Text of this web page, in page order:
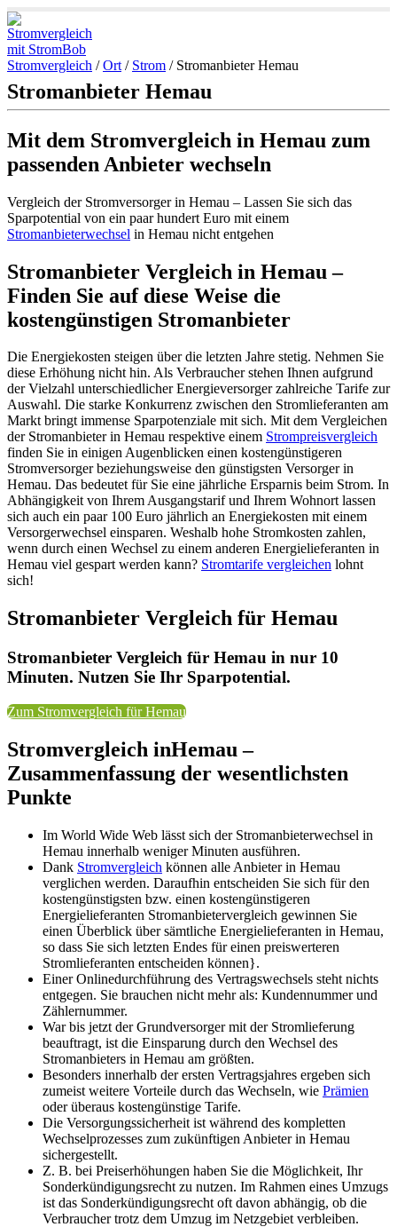
Stromvergleich /Ort / Strom / Stromanbieter Hemau
Stromanbieter Hemau
Mit dem Stromvergleich in Hemau zum
passenden Anbieter wechseln
Vergleich der Stromversorger in Hemau – Lassen Sie sich das
Sparpotential von ein paar hundert Euro mit einem
Stromanbieterwechsel in Hemau nicht entgehen
Stromanbieter Vergleich in Hemau –
Finden Sie auf diese Weise die
kostengünstigen Stromanbieter
Die Energiekosten steigen über die letzten Jahre stetig. Nehmen Sie
diese Erhöhung nicht hin. Als Verbraucher stehen Ihnen aufgrund
der Vielzahl unterschiedlicher Energieversorger zahlreiche Tarife zur
Auswahl. Die starke Konkurrenz zwischen den Stromlieferanten am
Markt bringt immense Sparpotenziale mit sich. Mit dem Vergleichen
der Stromanbieter in Hemau respektive einem Strompreisvergleich
finden Sie in einigen Augenblicken einen kostengünstigeren
Stromversorger beziehungsweise den günstigsten Versorger in
Hemau. Das bedeutet für Sie eine jährliche Ersparnis beim Strom. In
Abhängigkeit von Ihrem Ausgangstarif und Ihrem Wohnort lassen
sich auch ein paar 100 Euro jährlich an Energiekosten mit einem
Versorgerwechsel einsparen. Weshalb hohe Stromkosten zahlen,
wenn durch einen Wechsel zu einem anderen Energielieferanten in
Hemau viel gespart werden kann? Stromtarife vergleichen lohnt
sich!
Stromanbieter Vergleich für Hemau
Stromanbieter Vergleich für Hemau in nur 10
Minuten. Nutzen Sie Ihr Sparpotential.
Zum Stromvergleich für Hemau
Stromvergleich inHemau –
Zusammenfassung der wesentlichsten
Punkte
Im World Wide Web lässt sich der Stromanbieterwechsel in
Hemau innerhalb weniger Minuten ausführen.
Dank Stromvergleich können alle Anbieter in Hemau
verglichen werden. Daraufhin entscheiden Sie sich für den
kostengünstigsten bzw. einen kostengünstigeren
Energielieferanten Stromanbietervergleich gewinnen Sie
einen Überblick über sämtliche Energielieferanten in Hemau,
so dass Sie sich letzten Endes für einen preiswerteren
Stromlieferanten entscheiden können}.
Einer Onlinedurchführung des Vertragswechsels steht nichts
entgegen. Sie brauchen nicht mehr als: Kundennummer und
Zählernummer.
War bis jetzt der Grundversorger mit der Stromlieferung
beauftragt, ist die Einsparung durch den Wechsel des
Stromanbieters in Hemau am größten.
Besonders innerhalb der ersten Vertragsjahres ergeben sich
zumeist weitere Vorteile durch das Wechseln, wie Prämien
oder überaus kostengünstige Tarife.
Die Versorgungssicherheit ist während des kompletten
Wechselprozesses zum zukünftigen Anbieter in Hemau
sichergestellt.
Z. B. bei Preiserhöhungen haben Sie die Möglichkeit, Ihr
Sonderkündigungsrecht zu nutzen. Im Rahmen eines Umzugs
ist das Sonderkündigungsrecht oft davon abhängig, ob die
Verbraucher trotz dem Umzug im Netzgebiet verbleiben.